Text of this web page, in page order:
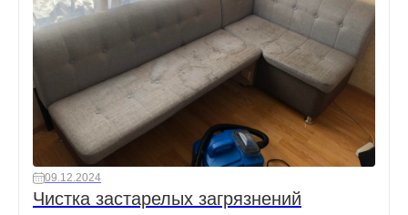
09.12.2024
Чистка застарелых загрязнений